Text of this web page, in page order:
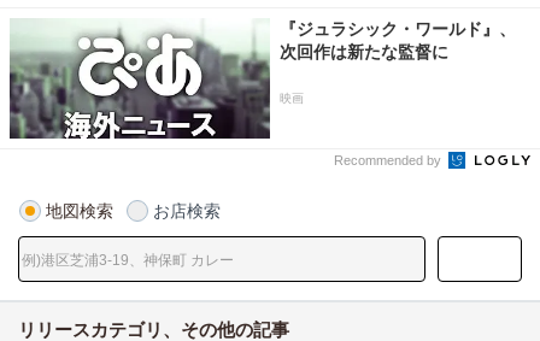
『ジュラシック・ワールド』、
次回作は新たな監督に
映画
Recommended by
地図検索 お店検索
リリースカテゴリ、その他の記事